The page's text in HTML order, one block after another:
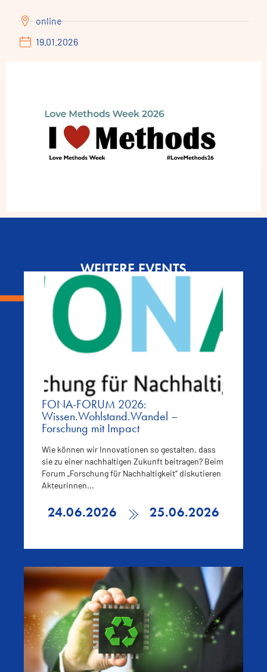
online
19.01.2026
WEITERE EVENTS
FONA-FORUM 2026:
Wissen.Wohlstand.Wandel –
Forschung mit Impact
Wie können wir Innovationen so gestalten, dass
sie zu einer nachhaltigen Zukunft beitragen? Beim
Forum „Forschung für Nachhaltigkeit“ diskutieren
Akteurinnen...
24.06.2026 25.06.2026